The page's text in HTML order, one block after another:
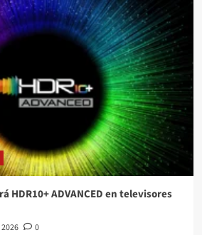
HDR10+ ADVANCED en televisores
0